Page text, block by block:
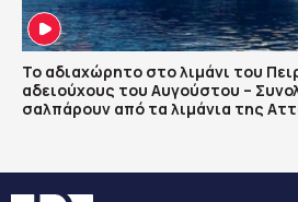
Το αδιαχώρητο στο λιμάνι του
αδειούχους του Αυγούστου –
σαλπάρουν από τα λιμάνια της